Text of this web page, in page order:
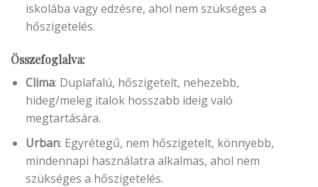
iskolába vagy edzésre, ahol nem szükséges a
hőszigetelés.
Összefoglalva:
Clima: Duplafalú, hőszigetelt, nehezebb,
hideg/meleg italok hosszabb ideig való
megtartására.
Urban: Egyrétegű, nem hőszigetelt, könnyebb,
mindennapi használatra alkalmas, ahol nem
szükséges a hőszigetelés.